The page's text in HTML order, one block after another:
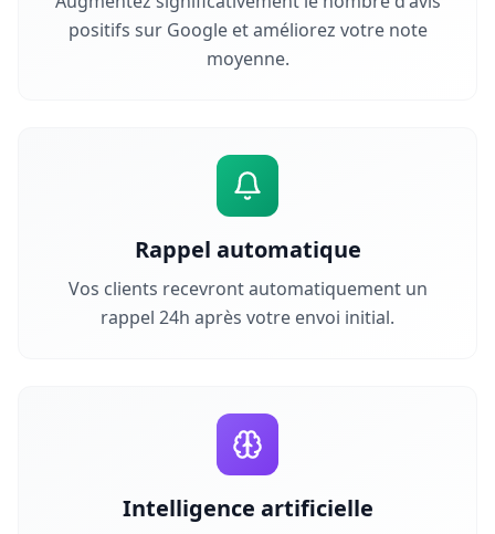
positifs sur Google et améliorez votre note
moyenne.
Rappel automatique
Vos clients recevront automatiquement un
rappel 24h après votre envoi initial.
Intelligence artificielle